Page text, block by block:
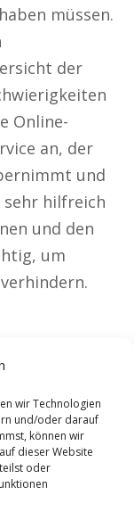
wir Technologien
und/oder darauf
können wir
dieser Website
oder
müssen.
der
Online-
an, der
und
sehr hilfreich
und den
um
Coesfeld
Coesfeld|